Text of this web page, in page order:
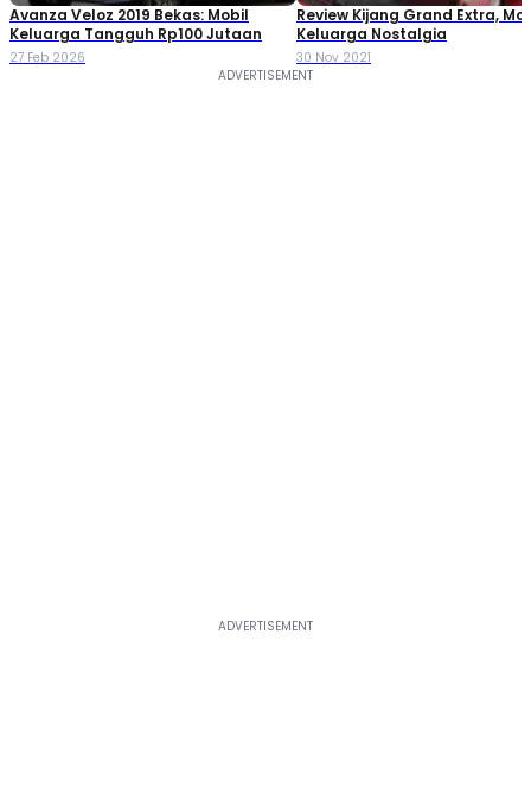
Avanza Veloz 2019 Bekas: Mobil
Keluarga Tangguh Rp100 Jutaan
27 Feb 2026
Review Kijang Grand Extra,
Keluarga Nostalgia
30 Nov 2021